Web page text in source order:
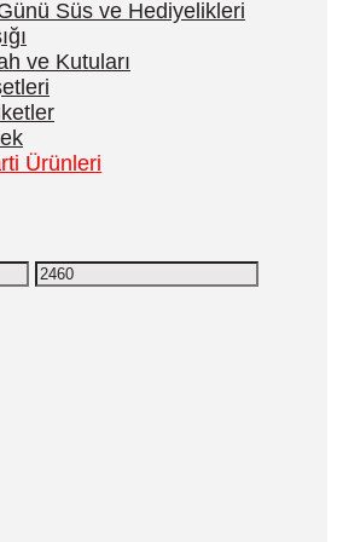
Süs ve Hediyelikleri
ve Kutuları
Ürünleri